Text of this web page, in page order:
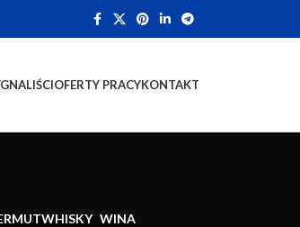
OFERTY PRACYKONTAKT
WHISKY WINA